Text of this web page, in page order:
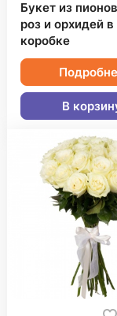
Букет из
роз и орхидей в
коробке
В